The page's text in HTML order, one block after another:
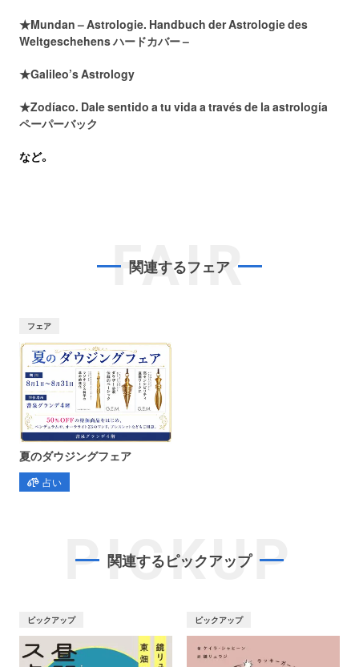
★Mundan – Astrologie. Handbuch der Astrologie des
Weltgeschehens ハードカバー –
★Galileo’s Astrology
★Zodíaco. Dale sentido a tu vida a través de la astrología
ペーパーバック
など。
FAIR
関連するフェア
フェア
夏のダウジングフェア
占い
PICKUP
関連するピックアップ
ピックアップ ピックアップ